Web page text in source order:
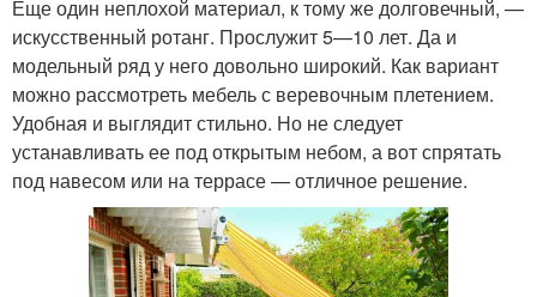
Еще один неплохой материал, к тому же долговечный, —
искусственный ротанг. Прослужит 5—10 лет. Да и
модельный ряд у него довольно широкий. Как вариант
можно рассмотреть мебель с веревочным плетением.
Удобная и выглядит стильно. Но не следует
устанавливать ее под открытым небом, а вот спрятать
под навесом или на террасе — отличное решение.